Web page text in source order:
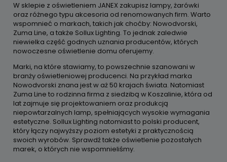
W sklepie z oświetleniem JANEX zakupisz lampy, żarówki
oraz różnego typu akcesoria od renomowanych firm. Warto
wspomnieć o markach, takich jak choćby: Nowodvorski,
Zuma Line, a także Sollux Lighting. To jednak zaledwie
niewielka część godnych uznania producentów, których
nowoczesne oświetlenie domu oferujemy.
Marki, na które stawiamy, to powszechnie szanowani w
branży oświetleniowej producenci. Na przykład marka
Nowodvorski znana jest w aż 50 krajach świata. Natomiast
Zuma Line to rodzinna firma z siedzibą w Koszalinie, która od
lat zajmuje się projektowaniem oraz produkcją
niepowtarzalnych lamp, spełniających wysokie wymagania
estetyczne. Sollux Lighting natomiast to polski producent,
który łączy najwyższy poziom estetyki z praktycznością
swoich wyrobów. Sprawdź także oświetlenie pozostałych
marek, o których nie wspomnieliśmy.